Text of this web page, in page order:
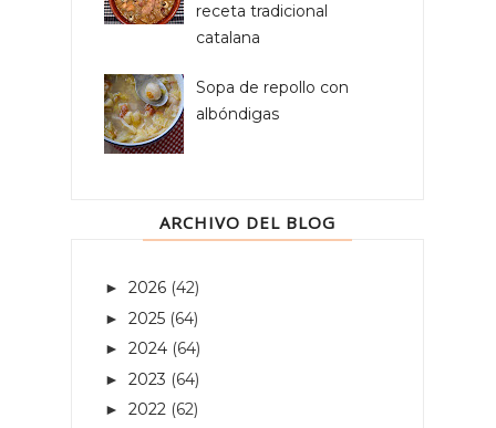
receta tradicional
catalana
Sopa de repollo con
albóndigas
ARCHIVO DEL BLOG
► 2026 (42)
► 2025 (64)
► 2024 (64)
► 2023 (64)
► 2022 (62)